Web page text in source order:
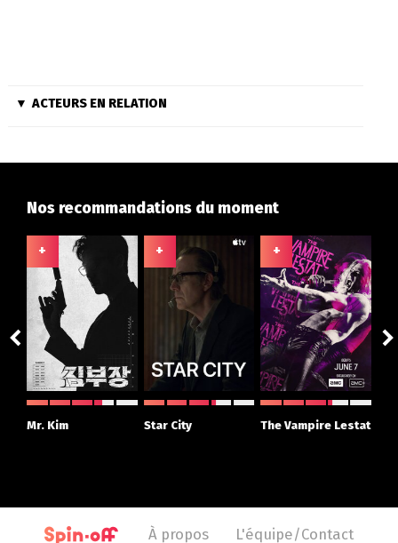
ACTEURS EN RELATION
Nos recommandations du moment
+
Mr. Kim
+
Star City
+
The Vampire Lestat
À propos L'équipe/Contact